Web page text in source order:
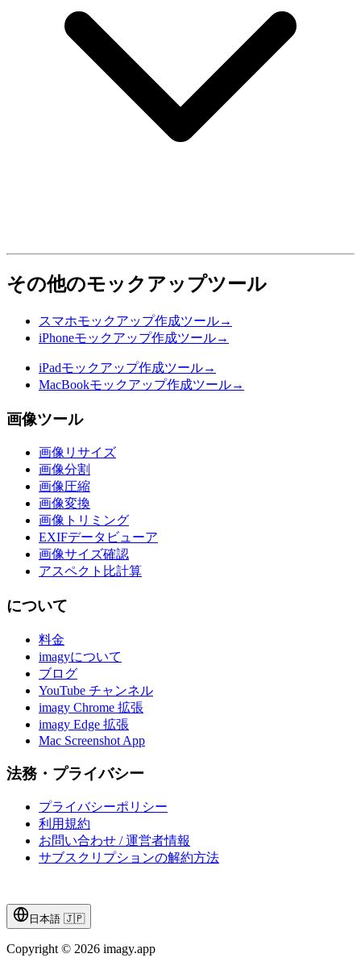
その他のモックアップツール
スマホモックアップ作成ツール→
iPhoneモックアップ作成ツール→
iPadモックアップ作成ツール→
MacBookモックアップ作成ツール→
画像ツール
画像リサイズ
画像分割
画像圧縮
画像変換
画像トリミング
EXIFデータビューア
画像サイズ確認
アスペクト比計算
について
料金
imagyについて
ブログ
YouTube チャンネル
imagy Chrome 拡張
imagy Edge 拡張
Mac Screenshot App
法務・プライバシー
プライバシーポリシー
利用規約
お問い合わせ / 運営者情報
サブスクリプションの解約方法
日本語 🇯🇵
Copyright © 2026 imagy.app